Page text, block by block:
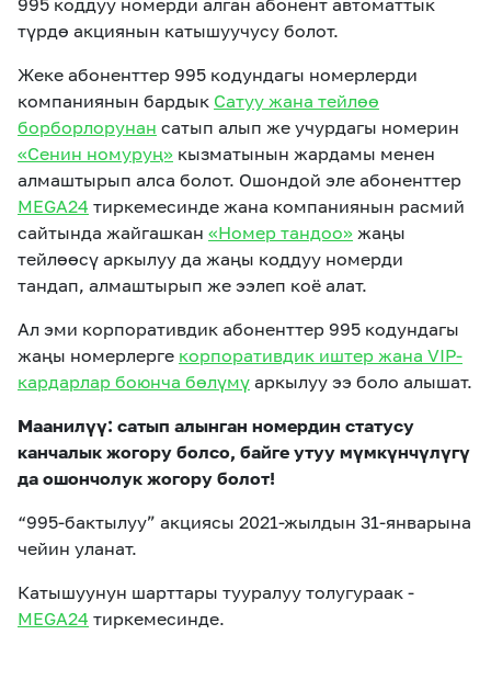
995 коддуу номерди алган абонент автоматтык
түрдө акциянын катышуучусу болот.
Жеке абоненттер 995 кодундагы номерлерди
компаниянын бардык Сатуу жана тейлөө
борборлорунан сатып алып же учурдагы номерин
«Сенин номуруң» кызматынын жардамы менен
алмаштырып алса болот. Ошондой эле абоненттер
MEGA24 тиркемесинде жана компаниянын расмий
сайтында жайгашкан «Номер тандоо» жаңы
тейлөөсү аркылуу да жаңы коддуу номерди
тандап, алмаштырып же ээлеп коё алат.
Ал эми корпоративдик абоненттер 995 кодундагы
жаңы номерлерге корпоративдик иштер жана VIP-
кардарлар боюнча бөлүмү аркылуу ээ боло алышат.
Маанилүү: сатып алынган номердин статусу
канчалык жогору болсо, байге утуу мүмкүнчүлүгү
да ошончолук жогору болот!
“995-бактылуу” акциясы 2021-жылдын 31-январына
чейин уланат.
Катышуунун шарттары тууралуу толугураак -
MEGA24 тиркемесинде.